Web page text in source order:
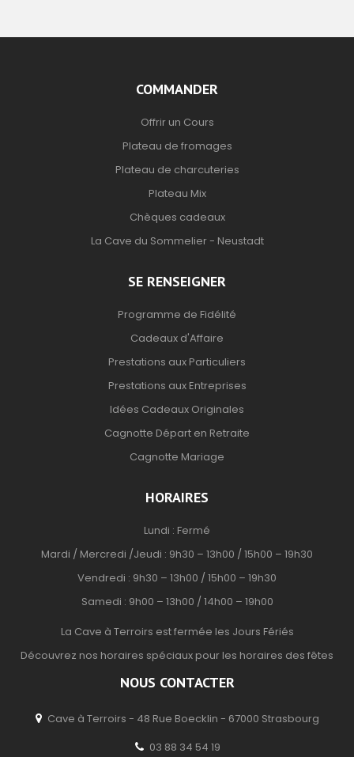
COMMANDER
Offrir un Cours
Plateau de fromages
Plateau de charcuteries
Plateau Mix
Chèques cadeaux
La Cave du Sommelier - Neustadt
SE RENSEIGNER
Programme de Fidélité
Cadeaux d'Affaire
Prestations aux Particuliers
Prestations aux Entreprises
Idées Cadeaux Originales
Cagnotte Départ en Retraite
Cagnotte Mariage
HORAIRES
Lundi : Fermé
Mardi / Mercredi /Jeudi : 9h30 – 13h00 / 15h00 – 19h30
Vendredi : 9h30 – 13h00 / 15h00 – 19h30
Samedi : 9h00 – 13h00 / 14h00 – 19h00
La Cave à Terroirs est fermée les Jours Fériés
Découvrez nos horaires spéciaux pour les horaires des fêtes
NOUS CONTACTER
Cave à Terroirs - 48 Rue Boecklin - 67000 Strasbourg
03 88 34 54 19